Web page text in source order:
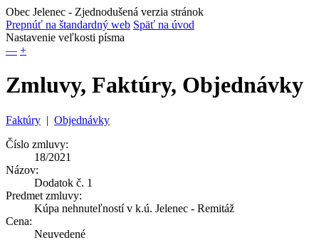
Obec Jelenec - Zjednodušená verzia stránok
Prepnúť na štandardný web Späť na úvod
Nastavenie veľkosti písma
— +
Zmluvy, Faktúry, Objednávky
Faktúry | Objednávky
Číslo zmluvy:
18/2021
Názov:
Dodatok č. 1
Predmet zmluvy:
Kúpa nehnuteľností v k.ú. Jelenec - Remitáž
Cena:
Neuvedené